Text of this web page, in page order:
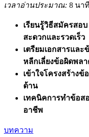
เวลาอ่านประมาณ: 8 นาที
เรียนรู้วิธีสมัครสอ
สะดวกและรวดเร็ว
เตรียมเอกสารแล
หลีกเลี่ยงข้อผิดพล
เข้าใจโครงสร้าง
ด้าน
เทคนิคการทำข้อส
อาชีพ
บทความ